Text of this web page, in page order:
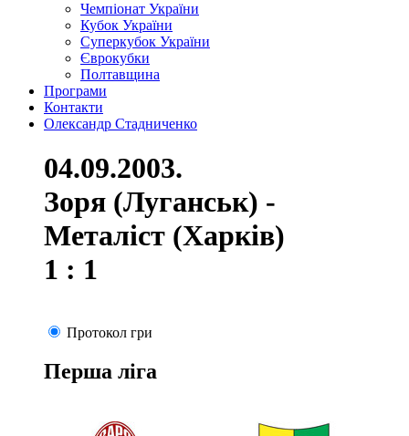
Чемпіонат України
Кубок України
Суперкубок України
Єврокубки
Полтавщина
Програми
Контакти
Олександр Стадниченко
04.09.2003.
Зоря (Луганськ) -
Металіст (Харків)
1 : 1
Протокол гри
Перша ліга